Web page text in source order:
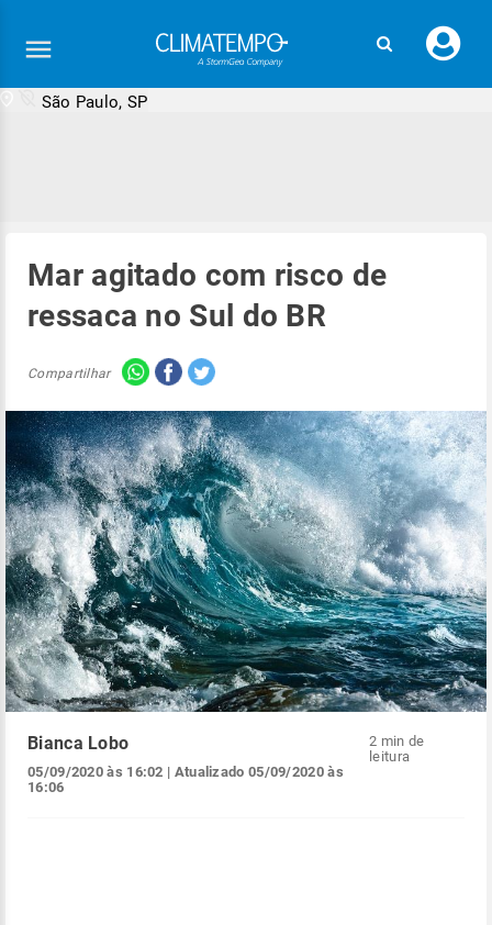
seu
São Paulo, SP
Mar agitado com risco de
ressaca no Sul do BR
Compartilhar
Bianca Lobo
05/09/2020 às 16:02 | Atualizado 05/09/2020 às
16:06
2 min de
leitura